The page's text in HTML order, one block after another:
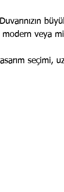
Duvarınızın
modern veya
seçimi,